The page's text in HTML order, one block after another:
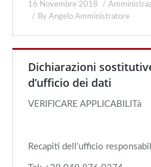
16 Novembre 2018
By Angelo Amministratore
Dichiarazioni
d’ufficio dei dati
VERIFICARE APPLICABILITà
Recapiti dell’ufficio